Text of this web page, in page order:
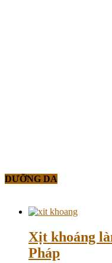
DƯỠNG DA
Xịt khoáng
Pháp